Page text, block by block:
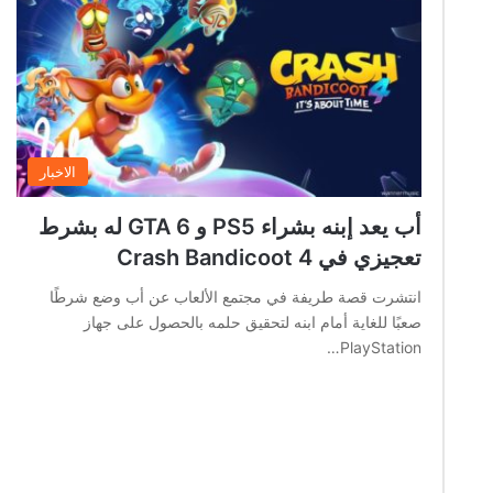
الاخبار
أب يعد إبنه بشراء PS5 و GTA 6 له بشرط
تعجيزي في Crash Bandicoot 4
انتشرت قصة طريفة في مجتمع الألعاب عن أب وضع شرطًا
صعبًا للغاية أمام ابنه لتحقيق حلمه بالحصول على جهاز
PlayStation…